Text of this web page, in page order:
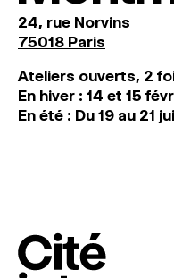
24, rue Norvins
75018 Paris
Ateliers ouverts, 2
En hiver : 14 et 15
En été : Du 19 au 21